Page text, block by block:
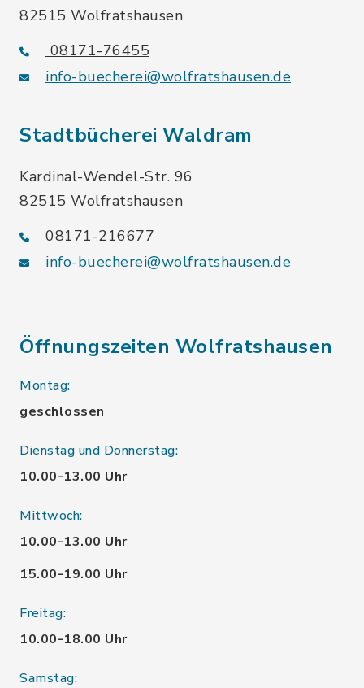
82515 Wolfratshausen
08171-76455
info-buecherei@wolfratshausen.de
Stadtbücherei Waldram
Kardinal-Wendel-Str. 96
82515 Wolfratshausen
08171-216677
info-buecherei@wolfratshausen.de
Öffnungszeiten Wolfratshausen
Montag:
geschlossen
Dienstag und Donnerstag:
10.00-13.00 Uhr
Mittwoch:
10.00-13.00 Uhr
15.00-19.00 Uhr
Freitag:
10.00-18.00 Uhr
Samstag: